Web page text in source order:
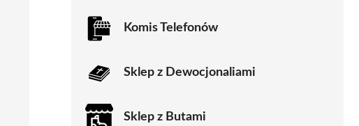
Komis Telefonów
Sklep z Dewocjonaliami
Sklep z Butami